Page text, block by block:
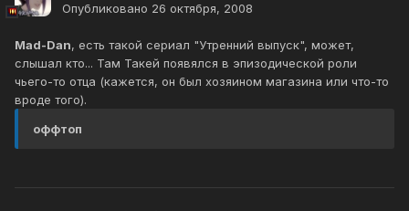
Опубликовано 26 октября, 2008
Mad-Dan, есть такой сериал "Утренний выпуск", может,
слышал кто... Там Такей появялся в эпизодической роли
чьего-то отца (кажется, он был хозяином магазина или что-то
вроде того).
оффтоп